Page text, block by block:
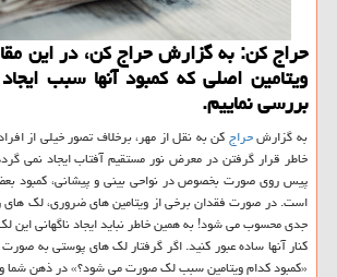
ویتامین اصلی که کمبود آنها سبب
بررسی نماییم.
به گزارشحراجکن به نقل از مهر، برخلاف تصور خیلی از
خاطر قرار گرفتن در معرض نور مستقیم آفتاب ایجاد نمی
پیس روی صورت بخصوص در نواحی بینی و پیشانی، کمبود
است. در صورت فقدان برخی از ویتامین های ضروری، لک
جدی محسوب می شود! به همین خاطر نباید ایجاد ناگهانی این لک
کنار آنها ساده عبور کنید. اگر گرفتار لک های پوستی به
«کمبود کدام ویتامین سبب لک صورت می شود؟» در ذهن شما